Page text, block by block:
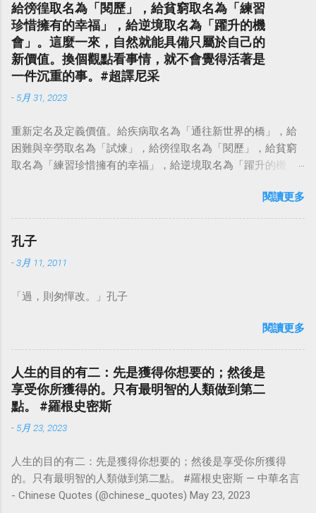
給徬徨取名為「閱歷」，給貧窮取名為「練習
珍惜擁有的幸福」，給逆境取名為「躍升的機
會」。這麼一來，自然就能具備只屬於自己的
新價值。換個觀點看事情，就不會覺得活著是
一件沉重的事。#超譯尼采
- 5月 31, 2023
重新定名及定義價值。給疾病取名為「通往新世界的橋」，給
困難與辛勞取名為「試煉」，給徬徨取名為「閱歷」，給貧窮
取名為「練習珍惜擁有的幸福」，給逆境取名為「躍升的機
點看事情，就不會覺得活著是一件沉重的事。#超譯尼采 — 中
華名言 - Chinese Quotes (@chinese_quotes) May 23, 2023
閱讀更多
孔子
-3月 11, 2011
「過，則匆憚改。」孔子
閱讀更多
人生的目的有二：先是獲得你想要的；然後是
享受你所獲得的。只有最明智的人類做到第二
點。 #羅根史密斯
- 5月 23, 2023
人生的目的有二：先是獲得你想要的；然後是享受你所獲得
的。只有最明智的人類做到第二點。 #羅根史密斯 — 中華名言
- Chinese Quotes (@chinese_quotes) May 23, 2023